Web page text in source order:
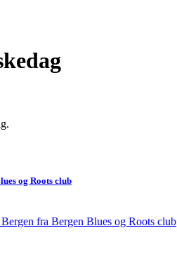
og Roots club
fra Bergen Blues og Roots club